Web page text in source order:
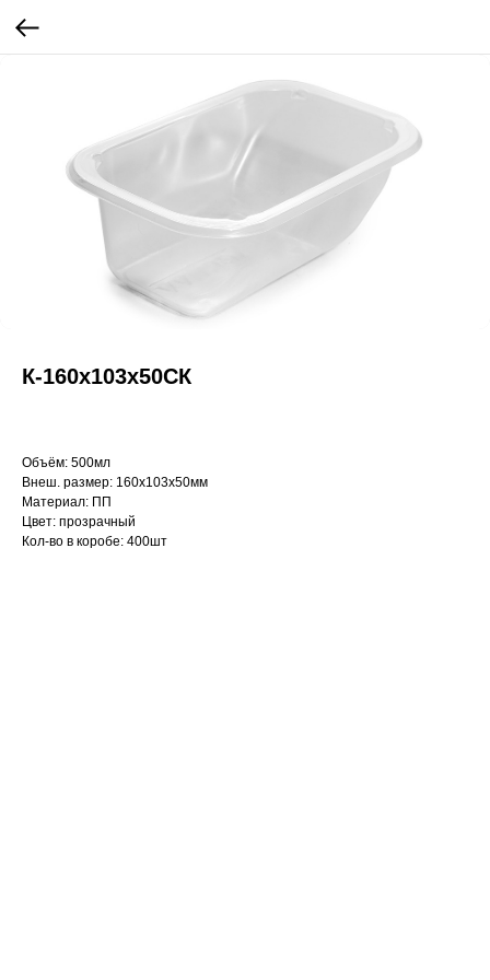
К-160x103x50СК
Объём: 500мл
Внеш. размер: 160x103x50мм
Материал: ПП
Цвет: прозрачный
Кол-во в коробе: 400шт